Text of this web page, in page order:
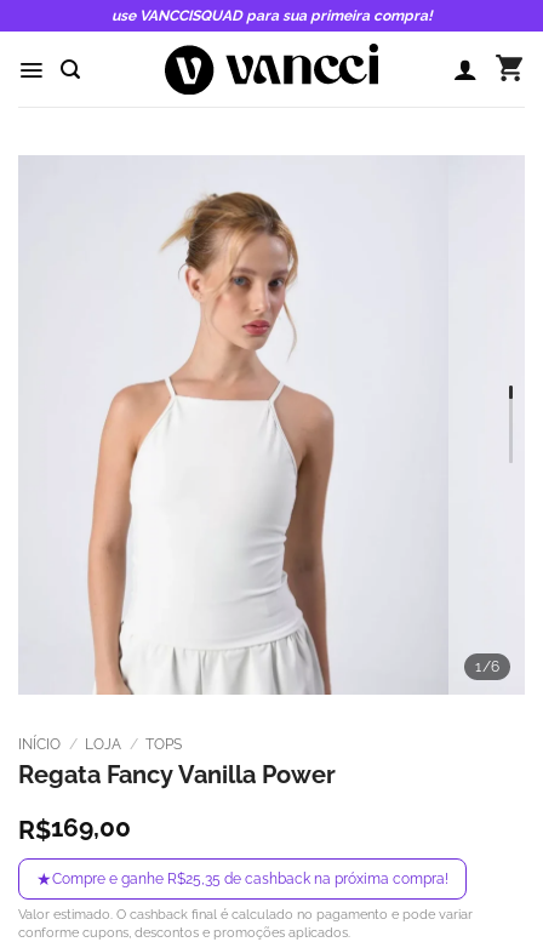
content
use VANCCISQUAD para sua primeira compra!
1 /6
INÍCIO / LOJA / TOPS
Regata Fancy Vanilla Power
R$169,00
★Compre e ganhe R$25,35 de cashback na próxima compra!
Valor estimado. O cashback final é calculado no pagamento e pode variar
conforme cupons, descontos e promoções aplicados.